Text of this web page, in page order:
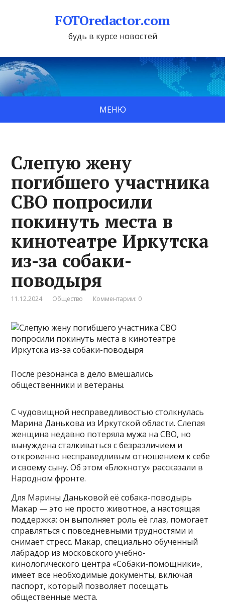
FOTOredactor.com
будь в курсе новостей
МЕНЮ
Слепую жену
погибшего участника
СВО попросили
покинуть места в
кинотеатре Иркутска
из-за собаки-
поводыря
11.12.2024 Общество Комментарии: 0
После резонанса в дело вмешались
общественники и ветераны.
С чудовищной несправедливостью столкнулась
Марина Данькова из Иркутской области. Слепая
женщина недавно потеряла мужа на СВО, но
вынуждена сталкиваться с безразличием и
откровенно несправедливым отношением к себе
и своему сыну. Об этом «Блокноту» рассказали в
Народном фронте.
Для Марины Даньковой её собака-поводырь
Макар — это не просто животное, а настоящая
поддержка: он выполняет роль её глаз, помогает
справляться с повседневными трудностями и
снимает стресс. Макар, специально обученный
лабрадор из московского учебно-
кинологического центра «Собаки-помощники»,
имеет все необходимые документы, включая
паспорт, который позволяет посещать
общественные места.